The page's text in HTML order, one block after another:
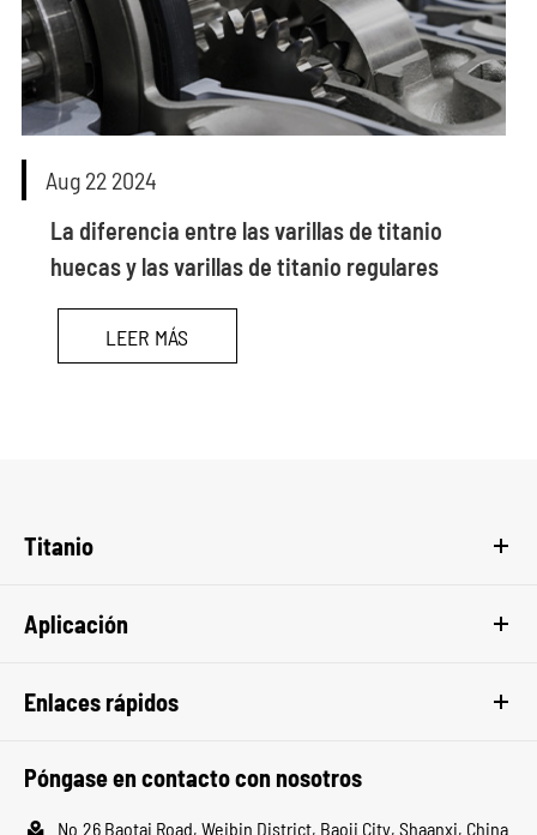
Aug 22 2024
La diferencia entre las varillas de titanio
huecas y las varillas de titanio regulares
LEER MÁS
Titanio
Aplicación
Enlaces rápidos
Póngase en contacto con nosotros
 No.26 Baotai Road, Weibin District, Baoji City, Shaanxi, China.